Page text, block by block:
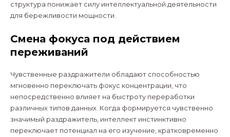
структура понижает силу интеллектуальной деятельности
для бережливости мощности.
Смена фокуса под действием
переживаний
Чувственные раздражители обладают способностью
мгновенно переключать фокус концентрации, что
непосредственно влияет на быстроту переработки
различных типов данных. Когда формируется чувственно
значимый раздражитель, интеллект инстинктивно
переключает потенциал на его изучение, кратковременно